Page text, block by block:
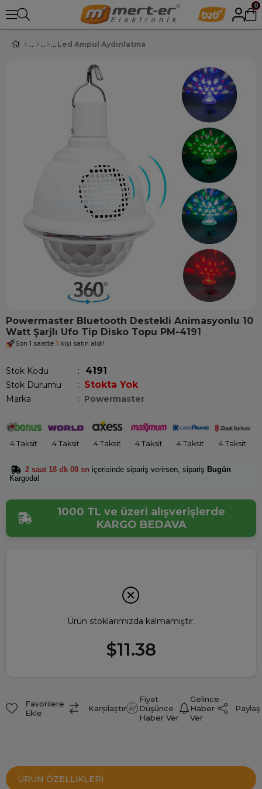
0
Led Ampul Aydınlatma
Powermaster Bluetooth Destekli Animasyonlu 10
Watt Şarjlı Ufo Tip Disko Topu PM-4191
Son 1 saatte 1 kişi satın aldı!
Stok Kodu 4191
Stok Durumu : Stokta Yok
Marka : Powermaster
4 Taksit 4 Taksit 4 Taksit 4 Taksit 4 Taksit 4 Taksit
2 saat 18 dk 08 sn içerisinde sipariş verirsen, sipariş Bugün
Kargoda!
1000 TL ve üzeri alışverişlerde
KARGO BEDAVA
Ürün stoklarımızda kalmamıştır.
$11.38
Favorilere
Ekle
Karşılaştır
Fiyat
Düşünce
Haber Ver
Gelince
Haber
Ver
Paylaş
ÜRÜN ÖZELLIKLERI